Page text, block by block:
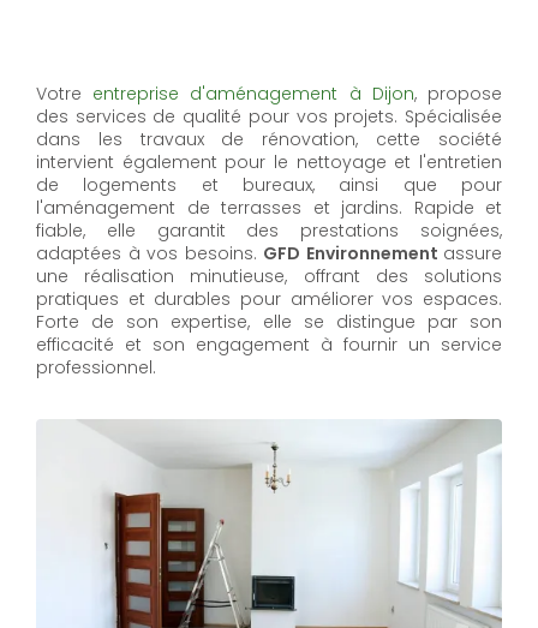
Votre entreprise d'aménagement à Dijon, propose
des services de qualité pour vos projets. Spécialisée
dans les travaux de rénovation, cette société
intervient également pour le nettoyage et l'entretien
de logements et bureaux, ainsi que pour
l'aménagement de terrasses et jardins. Rapide et
fiable, elle garantit des prestations soignées,
adaptées à vos besoins. GFD Environnement assure
une réalisation minutieuse, offrant des solutions
pratiques et durables pour améliorer vos espaces.
Forte de son expertise, elle se distingue par son
efficacité et son engagement à fournir un service
professionnel.